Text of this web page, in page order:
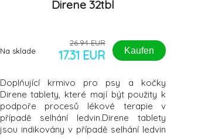
Direne 32tbl
Na sklade
26.94 EUR
17.31 EUR Kaufen
Doplňující krmivo pro psy a kočky
Direne tablety, které mají být použity k
podpoře procesů lékové terapie v
případě selhání ledvin.Direne tablety
jsou indikovány v případě selhání ledvin